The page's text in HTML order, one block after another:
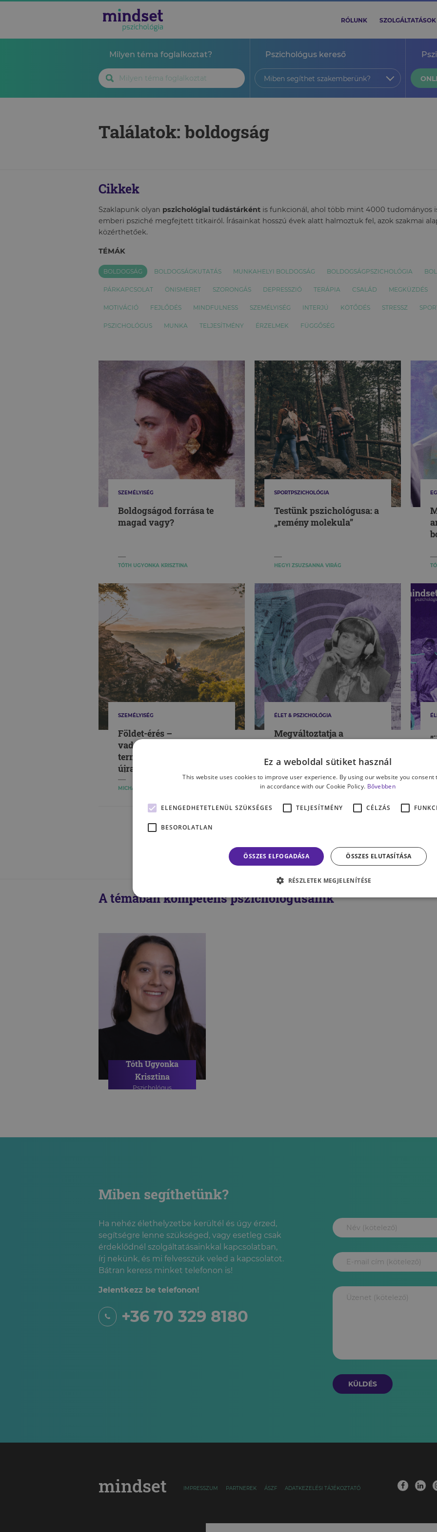
RÓLUNK SZOLGÁLTATÁSOK
Milyen téma foglalkoztat? Pszichológus kereső
Miben segíthet szakemberünk?
Találatok: boldogság
Cikkek
Szaklapunk olyan pszichológiai tudástárként is funkcionál, ahol több mint 4000 tudományos
emberi psziché megfejtett titkairól. Írásainkat hosszú évek alatt halmoztuk fel, azok szakmai
közérthetőek.
TÉMÁK
BOLDOGSÁG BOLDOGSÁGKUTATÁS MUNKAHELYI BOLDOGSÁG BOLDOGSÁGPSZICHOLÓGIA
PÁRKAPCSOLAT ÖNISMERET SZORONGÁS DEPRESSZIÓ TERÁPIA CSALÁD MEGKÜZDÉS
MOTIVÁCIÓ FEJLŐDÉS MINDFULNESS SZEMÉLYISÉG INTERJÚ KÖTŐDÉS STRESSZ
PSZICHOLÓGUS MUNKA TELJESÍTMÉNY ÉRZELMEK FÜGGŐSÉG
SZEMÉLYISÉG
Boldogságod forrása te
magad vagy?
TÓTH UGYONKA KRISZTINA
SPORTPSZICHOLÓGIA
Testünk pszichológusa: a
„remény molekula”
HEGYI ZSUZSANNA VIRÁG
SZEMÉLYISÉG
Földet-érés –
vadonterápiával a
természetkapcsolat
újraépítéséért
MICHALETZKY LUCA
ÉLET & PSZICHOLÓGIA
Megváltoztatja a
alakítja a zene a
világlátásunkat?
HEGYI ZSUZSANNA VIRÁG
A témában kompetens pszichológusaink
Tóth Ugyonka
Krisztina
Pszichológus
Miben segíthetünk?
Ha nehéz élethelyzetbe kerültél és úgy érzed,
segítségre lenne szükséged, vagy esetleg csak
érdeklődnél szolgáltatásainkkal kapcsolatban,
írj nekünk, és mi felvesszük veled a kapcsolatot.
Bátran keress minket telefonon is!
Jelentkezz be telefonon!
+36 70 329 8180
KÜLDÉS
mindset IMPRESSZUM PARTNEREK ÁSZF ADATKEZELÉSI TÁJÉKOZTATÓ
Ez a weboldal sütiket használ
This website uses cookies to improve user experience. By using our website you consent
in accordance with our Cookie Policy. Bővebben
ELENGEDHETETLENÜL SZÜKSÉGES TELJESÍTMÉNY CÉLZÁS
BESOROLATLAN
ÖSSZES ELFOGADÁSA ÖSSZES ELUTASÍTÁSA
RÉSZLETEK MEGJELENÍTÉSE